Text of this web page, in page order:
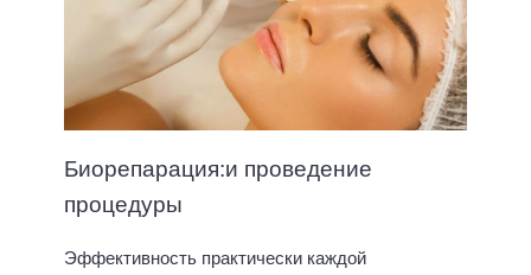
Биорепарация:и проведение
процедуры
Эффективность практически каждой